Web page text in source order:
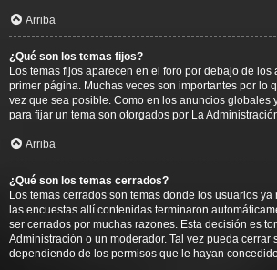
Arriba
¿Qué son los temas fijos?
Los temas fijos aparecen en el foro por debajo de los
primer página. Muchas veces son importantes por lo
vez que sea posible. Como en los anuncios globales
para fijar un tema son otorgados por La
Arriba
¿Qué son los temas cerrados?
Los temas cerrados son temas donde los usuarios
las encuestas allí contenidas terminaron
ser cerrados por muchas razones. Esta decisión es
Administración o un moderador. Tal vez pueda cerrar
dependiendo de los permisos que le hayan